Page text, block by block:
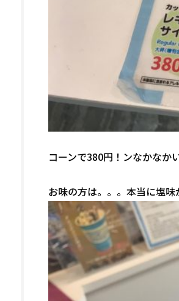
コーンで380円！ン――――――なか
お味の方は。。。本当に塩